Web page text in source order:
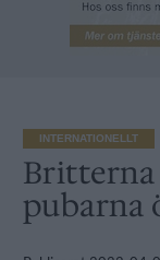
INTERNATIONELLT
pubarna